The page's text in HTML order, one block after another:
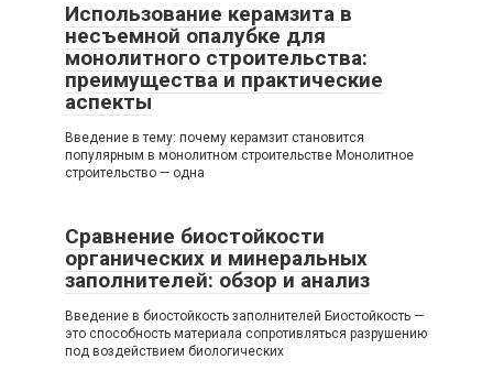
Использование керамзита в
несъемной опалубке для
монолитного строительства:
преимущества и практические
аспекты
Введение в тему: почему керамзит становится
популярным в монолитном строительстве Монолитное
строительство — одна
Сравнение биостойкости
органических и минеральных
заполнителей: обзор и анализ
Введение в биостойкость заполнителей Биостойкость —
это способность материала сопротивляться разрушению
под воздействием биологических